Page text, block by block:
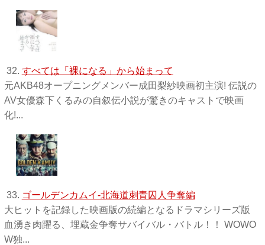
32. すべては「裸になる」から始まって
元AKB48オープニングメンバー成田梨紗映画初主演! 伝説の
AV女優森下くるみの自叙伝小説が驚きのキャストで映画
化!...
33. ゴールデンカムイ-北海道刺青囚人争奪編
大ヒットを記録した映画版の続編となるドラマシリーズ版
血湧き肉躍る、埋蔵金争奪サバイバル・バトル！！ WOWO
W独 ...